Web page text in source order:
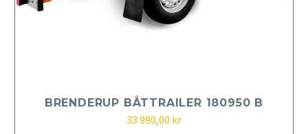
BRENDERUP BÅTTRAILER 180950 B
33 990,00 kr